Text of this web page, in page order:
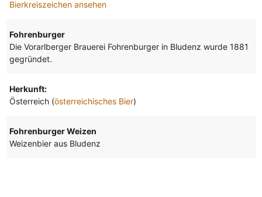
Bierkreiszeichen ansehen
Fohrenburger
Die Vorarlberger Brauerei Fohrenburger in Bludenz wurde 1881
gegründet.
Herkunft:
Österreich (österreichisches Bier)
Fohrenburger Weizen
Weizenbier aus Bludenz